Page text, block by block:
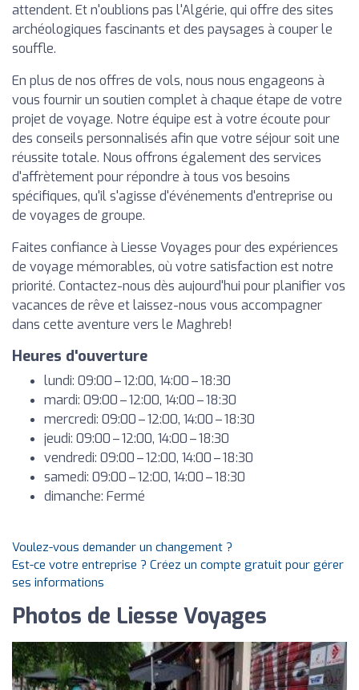
attendent. Et n'oublions pas l'Algérie, qui offre des sites
archéologiques fascinants et des paysages à couper le
souffle.
En plus de nos offres de vols, nous nous engageons à
vous fournir un soutien complet à chaque étape de votre
projet de voyage. Notre équipe est à votre écoute pour
des conseils personnalisés afin que votre séjour soit une
réussite totale. Nous offrons également des services
d'affrètement pour répondre à tous vos besoins
spécifiques, qu'il s'agisse d'événements d'entreprise ou
de voyages de groupe.
Faites confiance à Liesse Voyages pour des expériences
de voyage mémorables, où votre satisfaction est notre
priorité. Contactez-nous dès aujourd'hui pour planifier vos
vacances de rêve et laissez-nous vous accompagner
dans cette aventure vers le Maghreb!
Heures d'ouverture
lundi: 09:00 – 12:00, 14:00 – 18:30
mardi: 09:00 – 12:00, 14:00 – 18:30
mercredi: 09:00 – 12:00, 14:00 – 18:30
jeudi: 09:00 – 12:00, 14:00 – 18:30
vendredi: 09:00 – 12:00, 14:00 – 18:30
samedi: 09:00 – 12:00, 14:00 – 18:30
dimanche: Fermé
Voulez-vous demander un changement ?
Est-ce votre entreprise ? Créez un compte gratuit pour gérer
ses informations
Photos de Liesse Voyages